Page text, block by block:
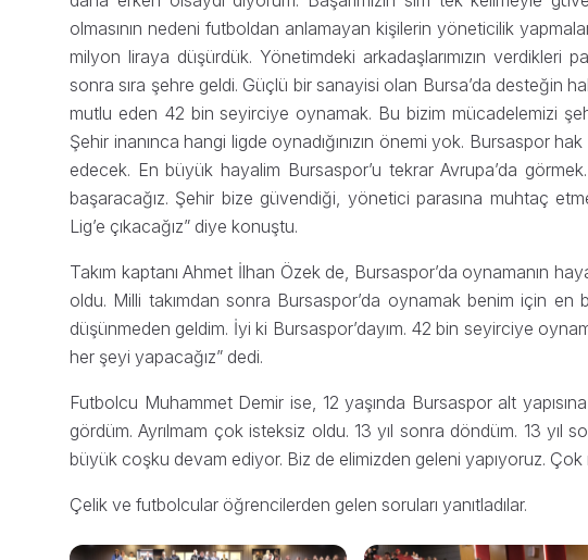
olmasının nedeni futboldan anlamayan kişilerin yöneticilik
milyon liraya düşürdük. Yönetimdeki arkadaşlarımızın verdikleri
sonra sıra şehre geldi. Güçlü bir sanayisi olan Bursa’da desteğin
mutlu eden 42 bin seyirciye oynamak. Bu bizim mücadelemizi
Şehir inanınca hangi ligde oynadığınızın önemi yok. Bursaspor
edecek. En büyük hayalim Bursaspor’u tekrar Avrupa’da
başaracağız. Şehir bize güvendiği, yönetici parasına muhtaç
Lig’e çıkacağız” diye konuştu.
Takım kaptanı Ahmet İlhan Özek de, Bursaspor’da oynamanın
oldu. Milli takımdan sonra Bursaspor’da oynamak benim için en
düşünmeden geldim. İyi ki Bursaspor’dayım. 42 bin seyirciye
her şeyi yapacağız” dedi.
Futbolcu Muhammet Demir ise, 12 yaşında Bursaspor alt
gördüm. Ayrılmam çok isteksiz oldu. 13 yıl sonra döndüm. 13
büyük coşku devam ediyor. Biz de elimizden geleni yapıyoruz. Çok
Çelik ve futbolcular öğrencilerden gelen soruları yanıtladılar.